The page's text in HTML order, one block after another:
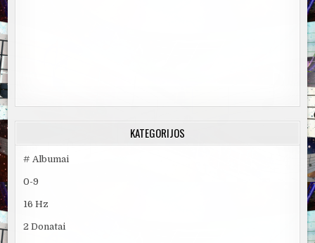
KATEGORIJOS
# Albumai
0-9
16 Hz
2 Donatai